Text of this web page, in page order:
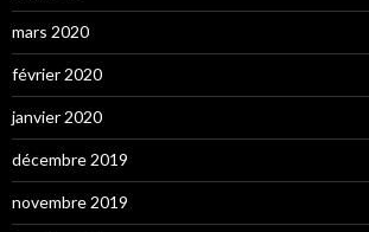
mars 2020
février 2020
janvier 2020
décembre 2019
novembre 2019